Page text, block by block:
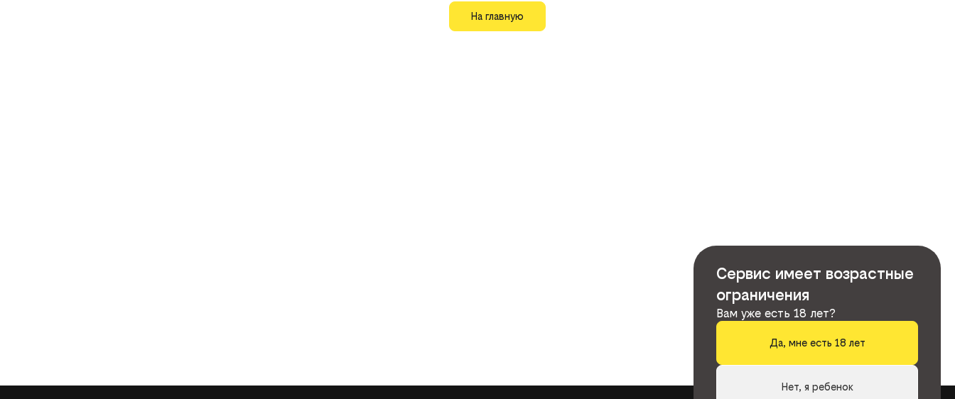
На главную
Сервис имеет возрастные
ограничения
Вам уже есть 18 лет?
Да, мне есть 18 лет
Нет, я ребенок